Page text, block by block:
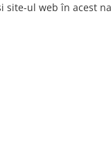
site-ul web în acest